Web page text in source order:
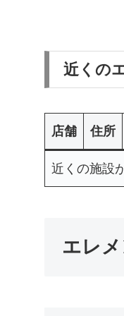
近くの
店舗 住所
近くの施設
エレ